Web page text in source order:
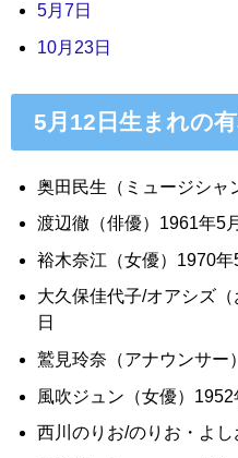
5月7日
10月23日
5月12日生まれの
奥田民生（ミュージシャ
渡辺徹（俳優）1961年5
裕木奈江（女優）1970年
大久保佳代子/オアシズ
日
鷲見玲奈（アナウンサー
風吹ジュン（女優）1952
西川のりお/のりお・よ